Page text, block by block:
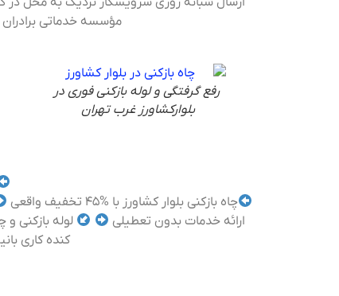
مؤسسه خدماتی برادران
رفع گرفتگی و لوله بازکنی فوری در
بلوارکشاورز غرب تهران
چاه بازکنی بلوار کشاورز با %۴۵ تخفیف واقعی
ارائه خدمات بدون تعطیلی
لوله بازکنی
کنده کاری بانیروی کاملا